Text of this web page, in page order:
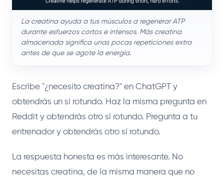
La creatina ayuda a tus músculos a regenerar ATP
durante esfuerzos cortos e intensos. Más creatina
almacenada significa unas pocas repeticiones extra
antes de que se agote la energía.
Escribe "¿necesito creatina?" en ChatGPT y
obtendrás un sí rotundo. Haz la misma pregunta en
Reddit y obtendrás otro sí rotundo. Pregunta a tu
entrenador y obtendrás otro sí rotundo.
La respuesta honesta es más interesante. No
necesitas creatina, de la misma manera que no